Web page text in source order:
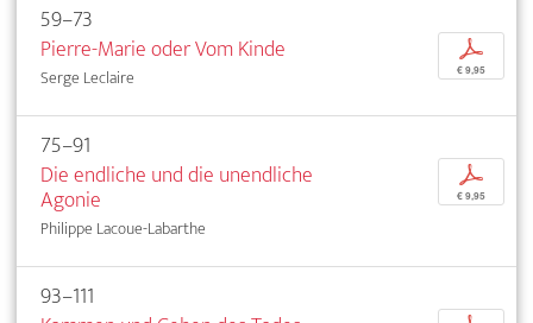
59–73
Pierre-Marie oder Vom Kinde
Serge Leclaire
p
€ 9,95
75–91
Die endliche und die unendliche
Agonie
Philippe Lacoue-Labarthe
p
€ 9,95
93–111